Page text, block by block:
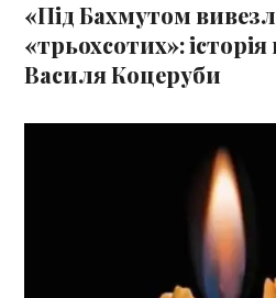
«Під Бахмутом
«трьохсотих»:
Василя Коцеруби